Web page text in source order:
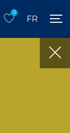
0
FR